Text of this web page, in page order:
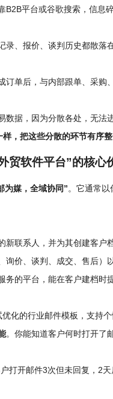
B2B平台或谷歌搜索，信
录、报价、谈判历史都散
订单后，与内部跟单、采
数据，因为分散各处，无
，把这些分散的环节有序整
贸软件平台”的核心
为媒，全域协同”。它通常
新联系人，并为其创建客户
询价、谈判、成交、售后）
务的平台，能在客户建档时
优化的行业邮件模板，支持
。你能知道客户何时打开了
户打开邮件3次但未回复，2